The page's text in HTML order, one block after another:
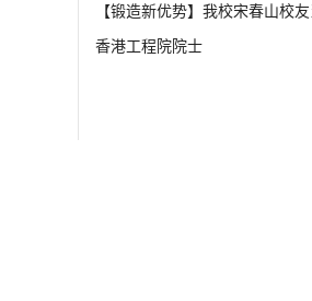
【锻造新优势】我校宋春山校
香港工程院院士